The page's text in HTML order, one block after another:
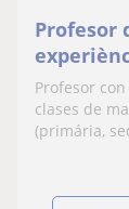
Profesor
Profesor
clases de
(primária,